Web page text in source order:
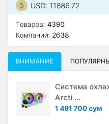
USD: 11886.72
Товаров: 4390
Компаний: 2638
ВНИМАНИЕ
Система
Arcti ...
1 491 700 сум